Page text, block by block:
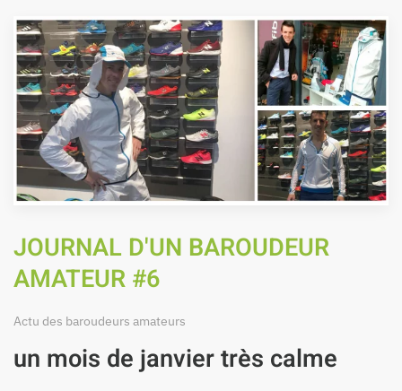
JOURNAL D'UN BAROUDEUR
AMATEUR #6
Actu des baroudeurs amateurs
un mois de janvier très calme